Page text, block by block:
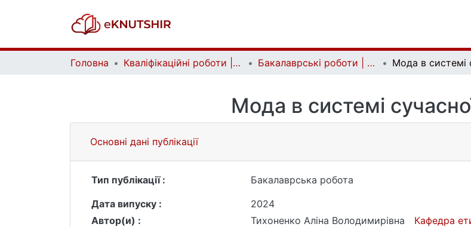
Головна Кваліфікаційні роботи | Qualifying works Бакалаврські роботи | Bachelor theses
Мода в системі
Основні дані публікації
Тип публікації :
Бакалаврська робота
Дата випуску :
2024
Автор(и) :
Тихоненко Аліна Володимирівна
Кафедра